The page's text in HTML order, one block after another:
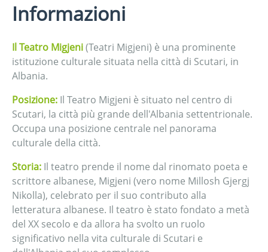
Informazioni
Il Teatro Migjeni(Teatri Migjeni) è una prominente
istituzione culturale situata nella città di Scutari, in
Albania.
Posizione: Il Teatro Migjeni è situato nel centro di
Scutari, la città più grande dell'Albania settentrionale.
Occupa una posizione centrale nel panorama
culturale della città.
Storia: Il teatro prende il nome dal rinomato poeta e
scrittore albanese, Migjeni (vero nome Millosh Gjergj
Nikolla), celebrato per il suo contributo alla
letteratura albanese. Il teatro è stato fondato a metà
del XX secolo e da allora ha svolto un ruolo
significativo nella vita culturale di Scutari e